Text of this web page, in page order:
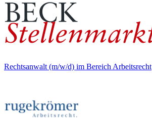
Rechtsanwalt (m/w/d) im Bereich Arbeitsrecht